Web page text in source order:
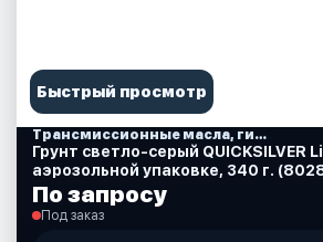
Быстрый просмотр
Трансмиссионные масла, гидравлические, смазки, спреи, краски, аксессуары
Грунт светло-серый QUICKSILVER
аэрозольной упаковке, 340 г.
По запросу
Под заказ